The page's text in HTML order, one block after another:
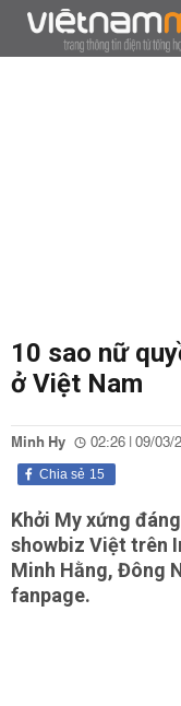
10 sao nữ
ở Việt Nam
Minh Hy 02:26 | 09/03/
15
Chia sẻ
Khởi My xứng
showbiz Việt trên
Minh Hằng, Đông
fanpage.